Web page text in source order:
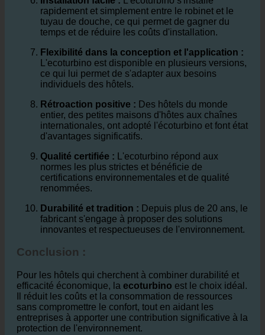
rapidement et simplement entre le robinet et le
tuyau de douche, ce qui permet de gagner du
temps et de réduire les coûts d'installation.
Flexibilité dans la conception et l'application :
L'ecoturbino est disponible en plusieurs versions,
ce qui lui permet de s'adapter aux besoins
individuels des hôtels.
Rétroaction positive : Des hôtels du monde
entier, des petites maisons d'hôtes aux chaînes
internationales, ont adopté l'écoturbino et font état
d'avantages significatifs.
Qualité certifiée : L'ecoturbino répond aux
normes les plus strictes et bénéficie de
certifications environnementales et de qualité
renommées.
Durabilité et tradition : Depuis plus de 20 ans, le
fabricant s'engage à proposer des solutions
innovantes et respectueuses de l'environnement.
Conclusion :
Pour les hôtels qui cherchent à combiner durabilité et
efficacité économique, la ecoturbino est le choix idéal.
Il réduit les coûts et la consommation de ressources
sans compromettre le confort, tout en aidant les
entreprises à apporter une contribution significative à la
protection de l'environnement.